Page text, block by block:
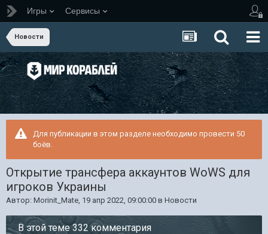
Игры Сервисы
Новости
Для публикации в этом разделе необходимо провести 50
боёв.
Открытие трансфера аккаунтов WoWS для
игроков Украины
Автор: Morinit_Mate, 19 апр 2022, 09:00:00 в Новости
В этой теме 332 комментария